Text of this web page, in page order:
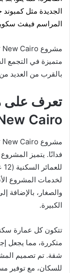
الجديدة مثل كمبوند
المراسم فيفث
متميزة في التجمع
بالقرب من العديد
تعرف على
Cairo
لخدمات المشروع
والصغار، بالإضافة
الكبيرة.
شقة. تم تصميم
للسكان، مع توفير